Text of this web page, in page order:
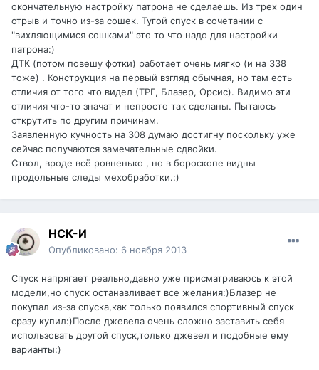
окончательную настройку патрона не сделаешь. Из трех один
отрыв и точно из-за сошек. Тугой спуск в сочетании с
"вихляющимися сошками" это то что надо для настройки
патрона:)
ДТК (потом повешу фотки) работает очень мягко (и на 338
тоже) . Конструкция на первый взгляд обычная, но там есть
отличия от того что видел (ТРГ, Блазер, Орсис). Видимо эти
отличия что-то значат и непросто так сделаны. Пытаюсь
открутить по другим причинам.
Заявленную кучность на 308 думаю достигну поскольку уже
сейчас получаются замечательные сдвойки.
Ствол, вроде всё ровненько , но в бороскопе видны
продольные следы мехобработки.:)
НСК-И
Опубликовано: 6 ноября 2013
Спуск напрягает реально,давно уже присматриваюсь к этой
модели,но спуск останавливает все желания:)Блазер не
покупал из-за спуска,как только появился спортивный спуск
сразу купил:)После джевела очень сложно заставить себя
использовать другой спуск,только джевел и подобные ему
варианты:)